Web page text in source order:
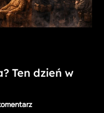
Ten dzień w